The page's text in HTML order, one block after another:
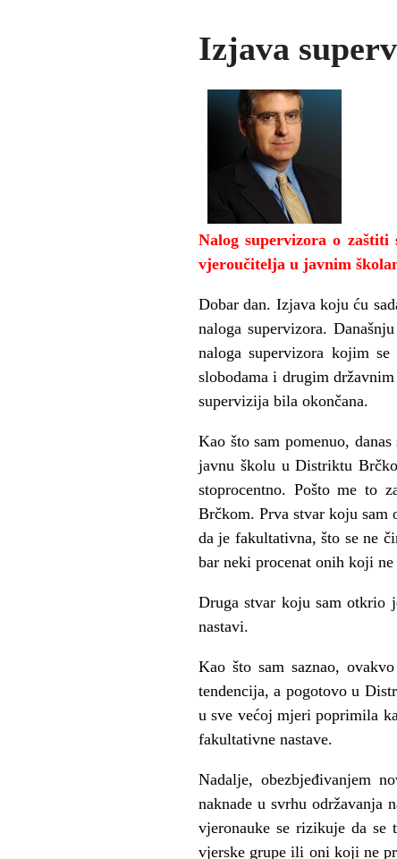
Izjava
Nalog supervizora o zaštiti
vjeroučitelja u javnim
Dobar dan. Izjava koju ću
naloga supervizora.
naloga supervizora kojim
slobodama i drugim
supervizija bila okončana.
Kao što sam pomenuo,
javnu školu u Distriktu
stoprocentno. Pošto me to
Brčkom. Prva stvar koju sam
da je fakultativna, što se ne
bar neki procenat onih koji
Druga stvar koju sam otkrio
nastavi.
Kao što sam saznao,
tendencija, a pogotovo u
u sve većoj mjeri poprimila
fakultativne nastave.
Nadalje, obezbjeđivanjem
naknade u svrhu održavanja
vjeronauke se rizikuje da se
vjerske grupe ili oni koji ne